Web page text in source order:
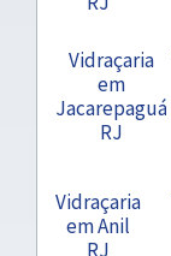
Vidraçaria
em
Jacarepaguá
RJ
Vidraçaria
em Anil
RJ